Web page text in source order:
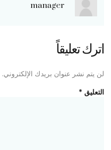
manager
اترك تعليقاً
لن يتم نشر عنوان بريدك الإلكتروني.
التعليق *